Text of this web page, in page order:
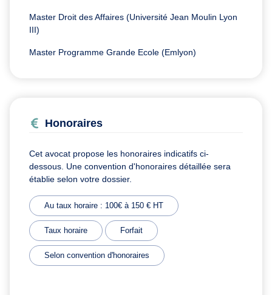
Master Droit des Affaires (Université Jean Moulin Lyon
III)
Master Programme Grande Ecole (Emlyon)
Honoraires
Cet avocat propose les honoraires indicatifs ci-
dessous. Une convention d'honoraires détaillée sera
établie selon votre dossier.
Au taux horaire : 100€ à 150 € HT
Taux horaire Forfait
Selon convention d'honoraires